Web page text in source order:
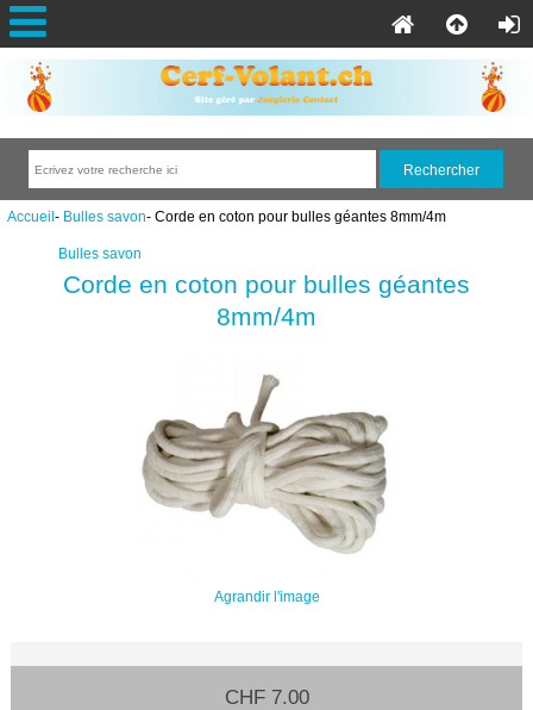
Accueil- Bulles savon- Corde en coton pour bulles géantes 8mm/4m
Bulles savon
Corde en coton pour bulles géantes
8mm/4m
Agrandir l'image
CHF 7.00